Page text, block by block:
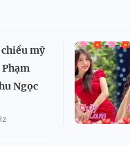
mỹ
Ngọc